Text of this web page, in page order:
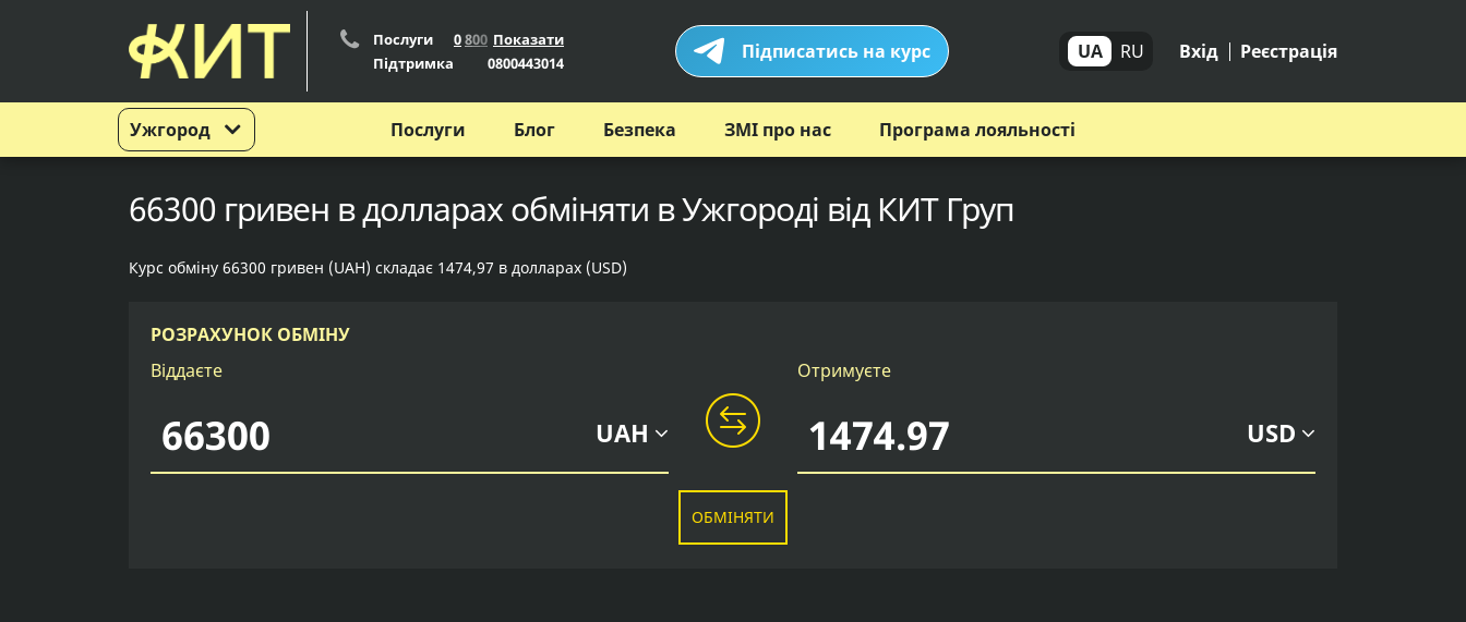
Ужгород
Послуги 0800 Показати
Підтримка
0800443014 Підписатись на курс UA RU Вхід Реєстрація
Послуги Блог Безпека ЗМІ про нас Програма лояльності
66300 гривен в долларах обміняти в Ужгороді від КИТ Груп
Курс обміну 66300 гривен (UAH) складає 1474,97 в долларах (USD)
РОЗРАХУНОК ОБМІНУ
Віддаєте
UAH
Отримуєте
USD
ОБМІНЯТИ